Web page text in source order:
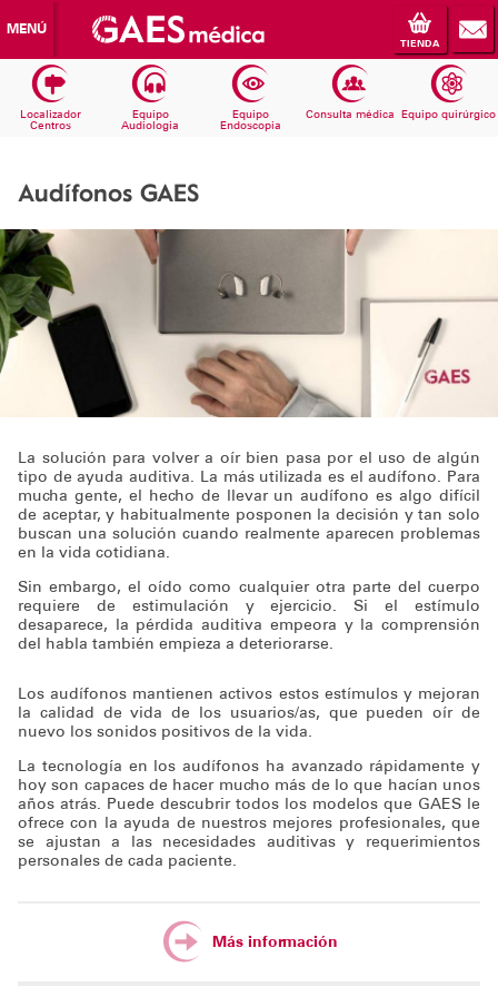
MENÚ
TIENDA
Localizador
Centros
Equipo
Audiologia
Equipo
Endoscopia
Consulta médica Equipo quirúrgico
Audífonos GAES
La solución para volver a oír bien pasa por el uso de algún
tipo de ayuda auditiva. La más utilizada es el audífono. Para
mucha gente, el hecho de llevar un audífono es algo difícil
de aceptar, y habitualmente posponen la decisión y tan solo
buscan una solución cuando realmente aparecen problemas
en la vida cotidiana.
Sin embargo, el oído como cualquier otra parte del cuerpo
requiere de estimulación y ejercicio. Si el estímulo
desaparece, la pérdida auditiva empeora y la comprensión
del habla también empieza a deteriorarse.
Los audífonos mantienen activos estos estímulos y mejoran
la calidad de vida de los usuarios/as, que pueden oír de
nuevo los sonidos positivos de la vida.
La tecnología en los audífonos ha avanzado rápidamente y
hoy son capaces de hacer mucho más de lo que hacían unos
años atrás. Puede descubrir todos los modelos que GAES le
ofrece con la ayuda de nuestros mejores profesionales, que
se ajustan a las necesidades auditivas y requerimientos
personales de cada paciente.
Más información